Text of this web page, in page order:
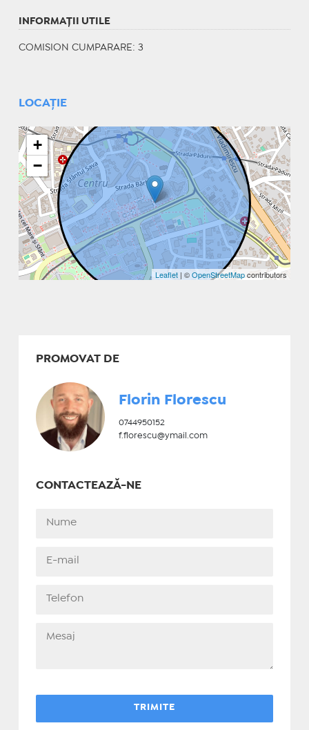
INFORMAŢII UTILE
COMISION CUMPARARE: 3
LOCAȚIE
+
−
Leaflet | ©OpenStreetMapcontributors
PROMOVAT DE
Florin Florescu
0744950152
f.florescu@ymail.com
CONTACTEAZĂ-NE